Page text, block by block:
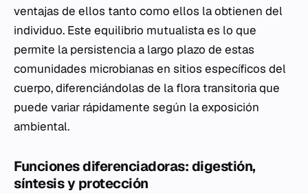
ventajas de ellos tanto como ellos la obtienen del
individuo. Este equilibrio mutualista es lo que
permite la persistencia a largo plazo de estas
comunidades microbianas en sitios específicos del
cuerpo, diferenciándolas de la flora transitoria que
puede variar rápidamente según la exposición
ambiental.
Funciones diferenciadoras: digestión,
síntesis y protección